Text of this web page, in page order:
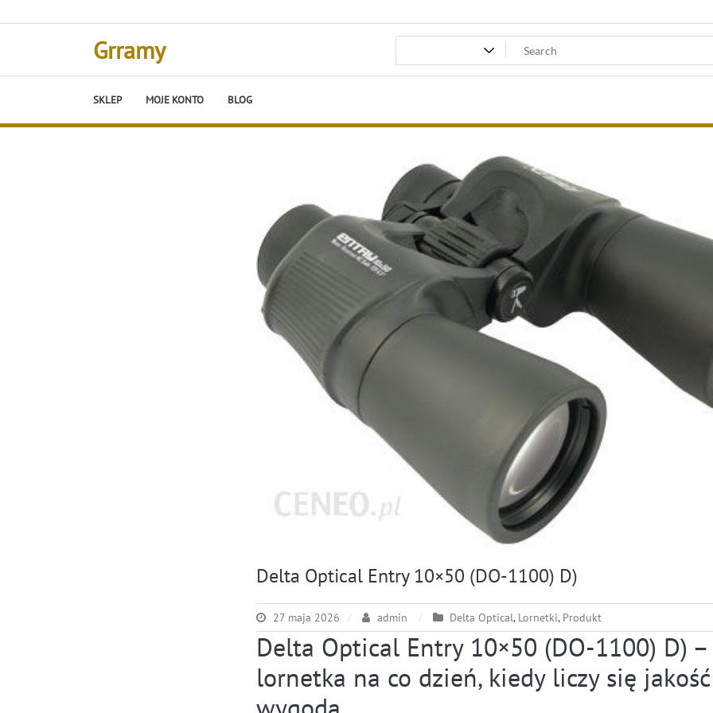
to
Grramy
SKLEP MOJE KONTO BLOG
Delta Optical Entry 10×50 (DO-1100) D)
27 maja 2026 admin Delta Optical, Lornetki, Produkt
Delta Optical Entry 10×50 (DO-1100) D) –
lornetka na co dzień, kiedy liczy się